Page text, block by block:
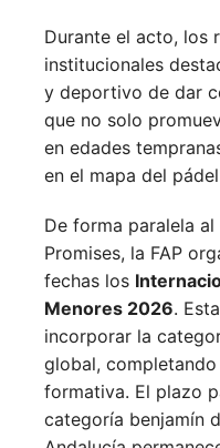
Durante el acto, los
institucionales
y deportivo de dar
que no solo
en edades
en el mapa del
De forma paralela
Promises, la FAP
fechas los
Menores 2026.
incorporar la
global,
formativa. El plazo
categoría benjamín